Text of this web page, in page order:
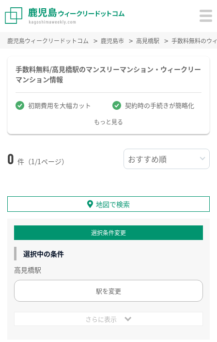
鹿児島ウィークリードットコム 鹿児島市 高見橋駅 手数料無料のウ
手数料無料/高見橋駅のマンスリーマンション・ウィークリー
マンション情報
初期費用を大幅カット 契約時の手続きが簡略化
もっと見る
0 件（1/1ページ）
地図で検索
選択条件変更
選択中の条件
高見橋駅
駅を変更
さらに表示